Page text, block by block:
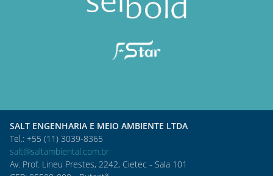
SALT ENGENHARIA E MEIO AMBIENTE LTDA
Tel.: +55 (11) 3039-8365
salt@saltambiental.com.br
Av. Prof. Lineu Prestes, 2242, Cietec - Sala 101